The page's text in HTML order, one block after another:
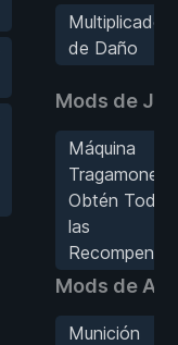
Multiplicador
de Daño
Mods de
Máquina
Obtén Todas
las
Mods de
Munición